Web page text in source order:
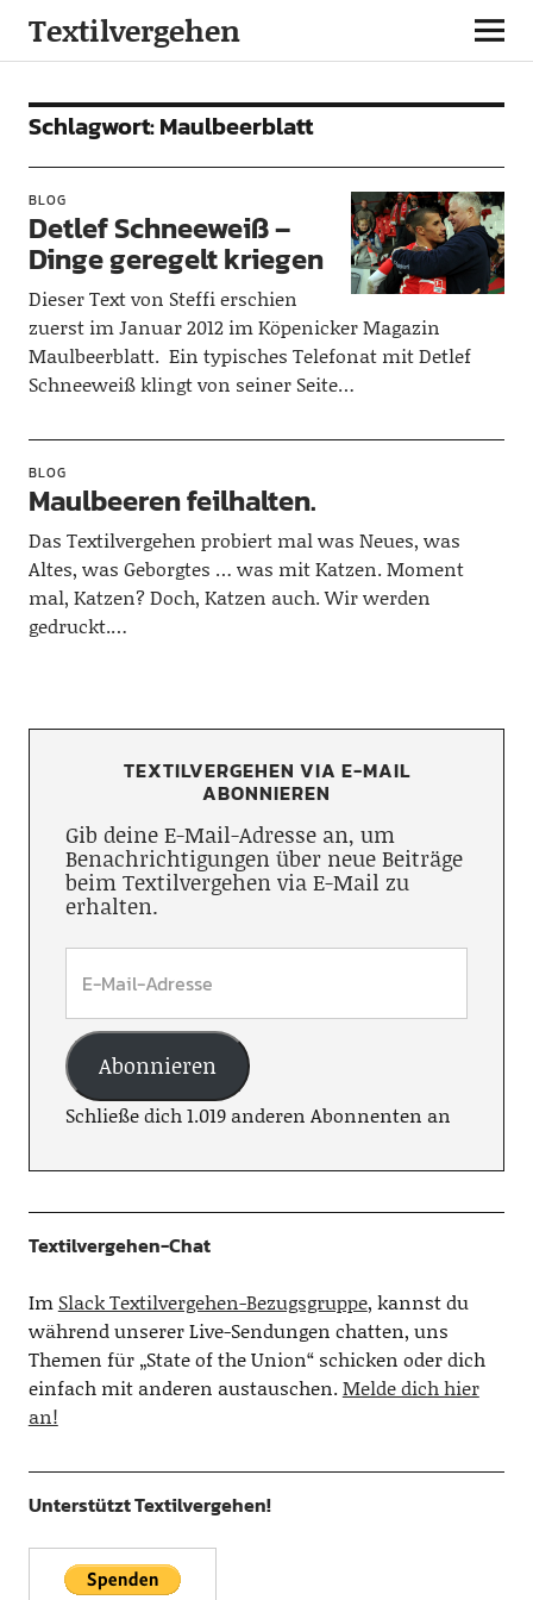
Textilvergehen
Schlagwort:Maulbeerblatt
BLOG
Detlef Schneeweiß –
Dinge geregelt kriegen
Dieser Text von Steffi erschien
zuerst im Januar 2012 im Köpenicker Magazin
Maulbeerblatt. Ein typisches Telefonat mit Detlef
Schneeweiß klingt von seiner Seite…
BLOG
Maulbeeren feilhalten.
Das Textilvergehen probiert mal was Neues, was
Altes, was Geborgtes … was mit Katzen. Moment
mal, Katzen? Doch, Katzen auch. Wir werden
gedruckt.…
TEXTILVERGEHEN VIA E-MAIL
ABONNIEREN
Gib deine E-Mail-Adresse an, um
Benachrichtigungen über neue Beiträge
beim Textilvergehen via E-Mail zu
erhalten.
Abonnieren
Schließe dich 1.019 anderen Abonnenten an
Textilvergehen-Chat
Im Slack Textilvergehen-Bezugsgruppe, kannst du
während unserer Live-Sendungen chatten, uns
Themen für „State of the Union“ schicken oder dich
einfach mit anderen austauschen.Melde dich hier
an!
Unterstützt Textilvergehen!